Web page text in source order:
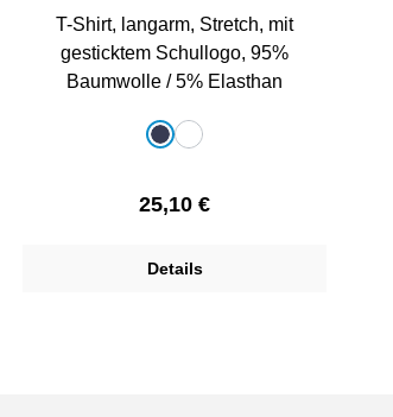
T-Shirt, langarm, Stretch, mit
gesticktem Schullogo, 95%
Baumwolle / 5% Elasthan
auswählen
dunkelblau
weiß
Regulärer Preis:
25,10 €
Details